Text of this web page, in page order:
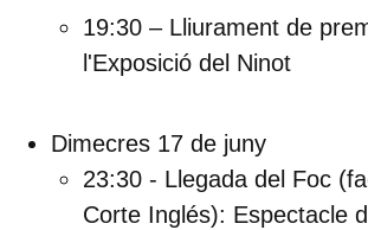
19:30 – Lliurament de
l'Exposició del Ninot
Dimecres 17 de juny
23:30 - Llegada del Foc
Corte Inglés): Espectacle